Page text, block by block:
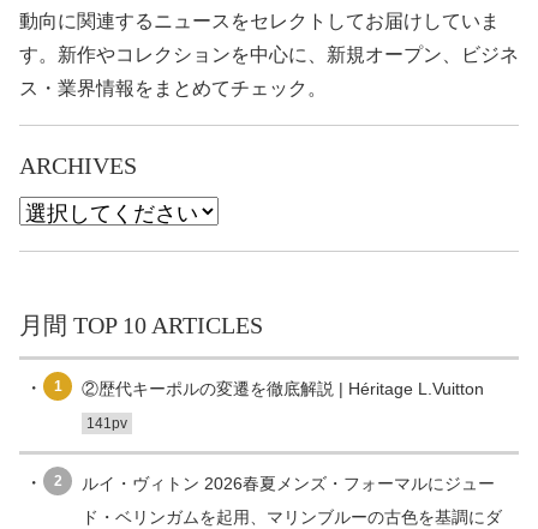
動向に関連するニュースをセレクトしてお届けしていま
す。新作やコレクションを中心に、新規オープン、ビジネ
ス・業界情報をまとめてチェック。
ARCHIVES
月間 TOP 10 ARTICLES
1 ②歴代キーポルの変遷を徹底解説 | Héritage L.Vuitton
141pv
2
ルイ・ヴィトン 2026春夏メンズ・フォーマルにジュー
ド・ベリンガムを起用、マリンブルーの古色を基調にダ